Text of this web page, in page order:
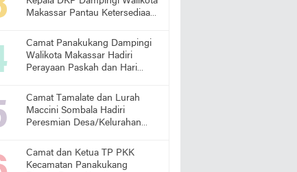
Makassar Pantau Ketersediaan
Camat Panakukang Dampingi
Walikota Makassar Hadiri
Perayaan Paskah dan Hari
Camat Tamalate dan Lurah
Maccini Sombala Hadiri
Peresmian Desa/Kelurahan
Camat dan Ketua TP PKK
Kecamatan Panakukang